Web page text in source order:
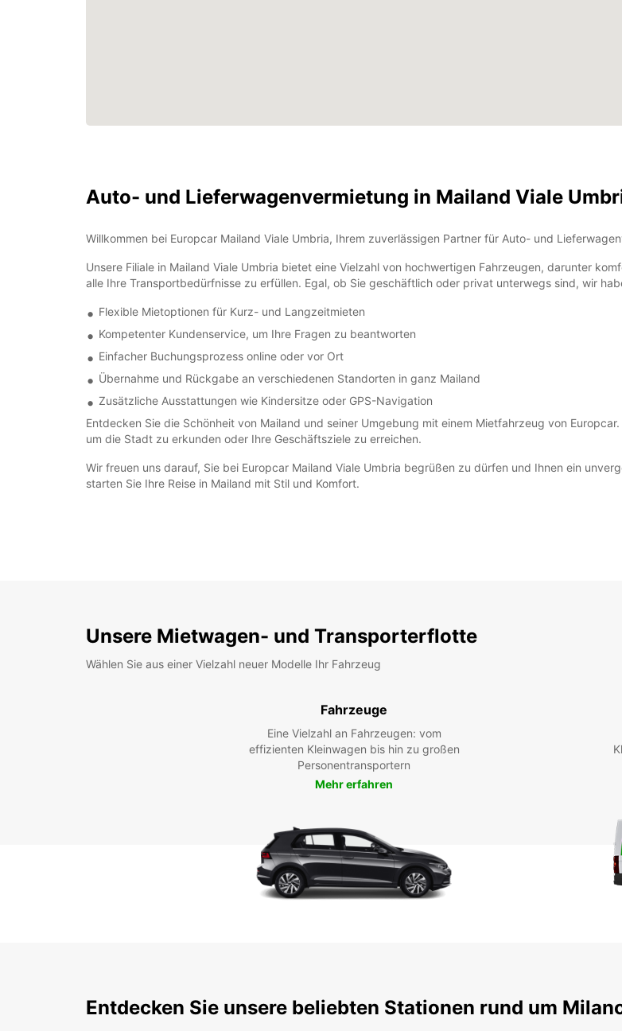
Auto- und Lieferwagenvermietung in Mailand Viale
Willkommen bei Europcar Mailand Viale Umbria, Ihrem zuverlässigen Partner für Auto- und
Unsere Filiale in Mailand Viale Umbria bietet eine Vielzahl von hochwertigen Fahrzeugen, darunter
alle Ihre Transportbedürfnisse zu erfüllen. Egal, ob Sie geschäftlich oder privat unterwegs sind, wir
Flexible Mietoptionen für Kurz- und Langzeitmieten
Kompetenter Kundenservice, um Ihre Fragen zu beantworten
Einfacher Buchungsprozess online oder vor Ort
Übernahme und Rückgabe an verschiedenen Standorten in ganz Mailand
Zusätzliche Ausstattungen wie Kindersitze oder GPS-Navigation
Entdecken Sie die Schönheit von Mailand und seiner Umgebung mit einem Mietfahrzeug von
um die Stadt zu erkunden oder Ihre Geschäftsziele zu erreichen.
Wir freuen uns darauf, Sie bei Europcar Mailand Viale Umbria begrüßen zu dürfen und Ihnen ein
starten Sie Ihre Reise in Mailand mit Stil und Komfort.
Unsere Mietwagen- und Transporterflotte
Wählen Sie aus einer Vielzahl neuer Modelle Ihr Fahrzeug
Fahrzeuge
Eine Vielzahl an Fahrzeugen: vom
effizienten Kleinwagen bis hin zu großen
Personentransportern
Mehr erfahren
Entdecken Sie unsere beliebten Stationen rund um